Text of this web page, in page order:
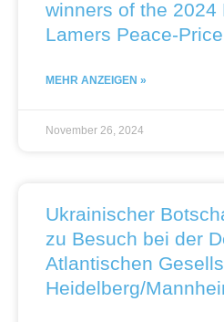
winners of the 2024
Lamers Peace-
MEHR ANZEIGEN »
November 26, 2024
Ukrainischer
zu Besuch bei der
Atlantischen
Heidelberg/